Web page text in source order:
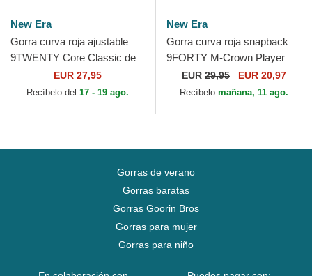
New Era
Gorra curva roja ajustable
9TWENTY Core Classic de
Philadelphia Phillies MLB de
New Era
EUR 27,95
Recíbelo del 17 - 19 ago.
New Era
Gorra curva roja snapback
9FORTY M-Crown Player
Replica de Philadelphia
Phillies MLB de New Era
EUR 29,95 EUR 20,97
Recíbelo mañana, 11 ago.
Gorras de verano
Gorras baratas
Gorras Goorin Bros
Gorras para mujer
Gorras para niño